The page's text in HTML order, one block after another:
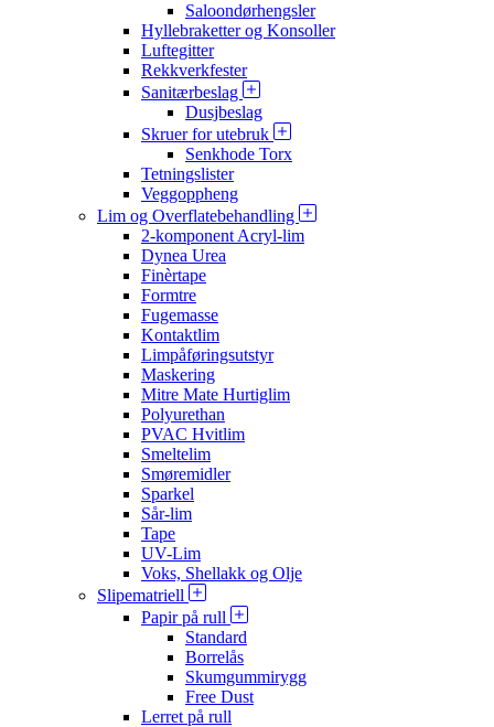
Saloondørhengsler
Hyllebraketter og Konsoller
Luftegitter
Rekkverkfester
Sanitærbeslag
Dusjbeslag
Skruer for utebruk
Senkhode Torx
Tetningslister
Veggoppheng
Lim og Overflatebehandling
2-komponent Acryl-lim
Dynea Urea
Finèrtape
Formtre
Fugemasse
Kontaktlim
Limpåføringsutstyr
Maskering
Mitre Mate Hurtiglim
Polyurethan
PVAC Hvitlim
Smeltelim
Smøremidler
Sparkel
Sår-lim
Tape
UV-Lim
Voks, Shellakk og Olje
Slipematriell
Papir på rull
Standard
Borrelås
Skumgummirygg
Free Dust
Lerret på rull